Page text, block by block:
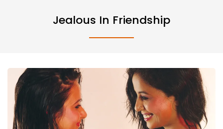
Jealous In Friendship